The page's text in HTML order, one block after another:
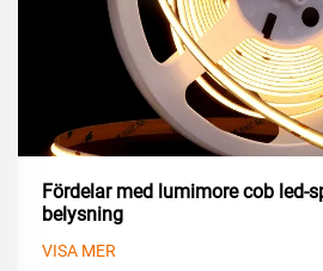
Fördelar med lumimore cob led-
belysning
VISA MER